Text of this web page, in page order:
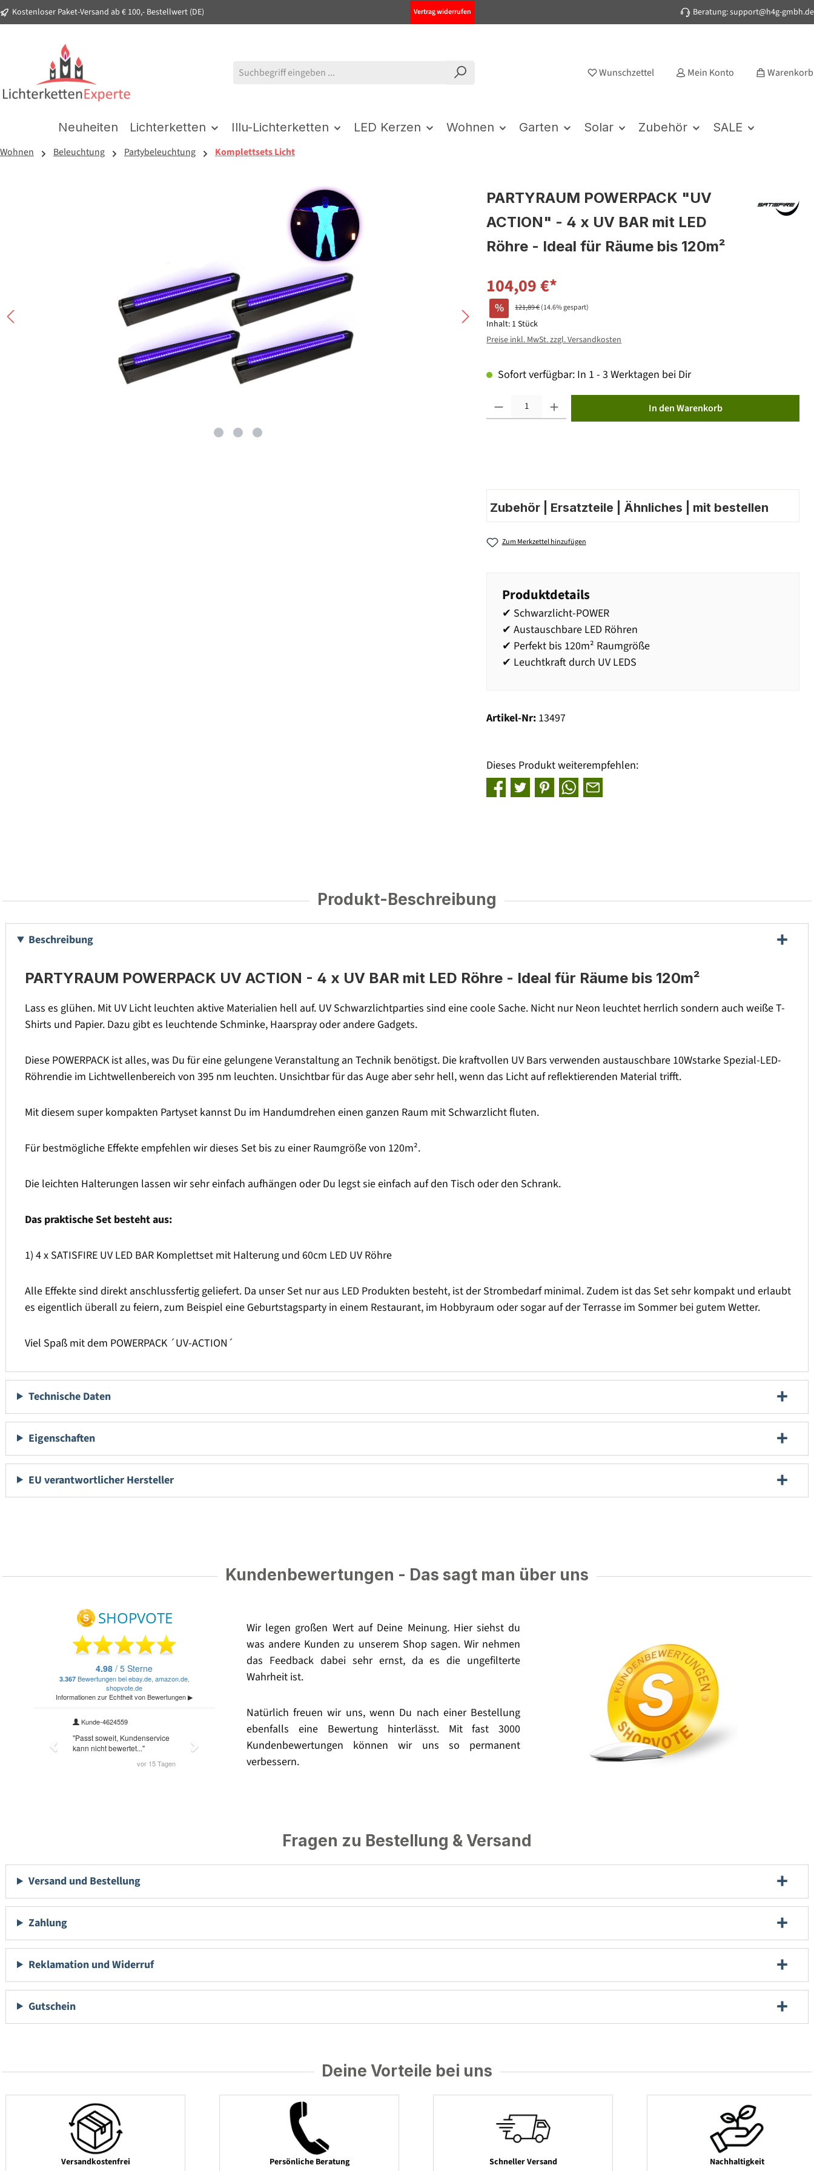
Zur Hauptnavigation springen
Kostenloser Paket-Versand ab € 100,- Bestellwert (DE) Vertrag widerrufen Beratung: support@h4g-gmbh.de
Wunschzettel Mein Konto Warenkorb
Neuheiten Lichterketten Illu-Lichterketten LED Kerzen Wohnen Garten Solar Zubehör SALE
Wohnen Beleuchtung Partybeleuchtung Komplettsets Licht
PARTYRAUM POWERPACK "UV
ACTION" - 4 x UV BAR mit LED
Röhre - Ideal für Räume bis 120m²
104,09 €*
% 121,89 €(14.6% gespart)
Inhalt: 1 Stück
Preise inkl. MwSt. zzgl. Versandkosten
Sofort verfügbar: In 1 - 3 Werktagen bei Dir
In den Warenkorb
Zubehör | Ersatzteile | Ähnliches | mit bestellen
Zum Merkzettel hinzufügen
Produktdetails
✔ Schwarzlicht-POWER
✔ Austauschbare LED Röhren
✔ Perfekt bis 120m² Raumgröße
✔ Leuchtkraft durch UV LEDS
Artikel-Nr: 13497
Dieses Produkt weiterempfehlen:
Produkt-Beschreibung
Beschreibung
PARTYRAUM POWERPACK UV ACTION - 4 x UV BAR mit LED Röhre - Ideal für Räume bis 120m²
Lass es glühen. Mit UV Licht leuchten aktive Materialien hell auf. UV Schwarzlichtparties sind eine coole Sache. Nicht nur Neon leuchtet herrlich sondern auch weiße T-
Shirts und Papier. Dazu gibt es leuchtende Schminke, Haarspray oder andere Gadgets.
Diese POWERPACK ist alles, was Du für eine gelungene Veranstaltung an Technik benötigst. Die kraftvollen UV Bars verwenden austauschbare 10Wstarke Spezial-LED-
Röhrendie im Lichtwellenbereich von 395 nm leuchten. Unsichtbar für das Auge aber sehr hell, wenn das Licht auf reflektierenden Material trifft.
Mit diesem super kompakten Partyset kannst Du im Handumdrehen einen ganzen Raum mit Schwarzlicht fluten.
Für bestmögliche Effekte empfehlen wir dieses Set bis zu einer Raumgröße von 120m².
Die leichten Halterungen lassen wir sehr einfach aufhängen oder Du legst sie einfach auf den Tisch oder den Schrank.
Das praktische Set besteht aus:
1) 4 x SATISFIRE UV LED BAR Komplettset mit Halterung und 60cm LED UV Röhre
Alle Effekte sind direkt anschlussfertig geliefert. Da unser Set nur aus LED Produkten besteht, ist der Strombedarf minimal. Zudem ist das Set sehr kompakt und erlaubt
es eigentlich überall zu feiern, zum Beispiel eine Geburtstagsparty in einem Restaurant, im Hobbyraum oder sogar auf der Terrasse im Sommer bei gutem Wetter.
Viel Spaß mit dem POWERPACK ´UV-ACTION´
Technische Daten
Eigenschaften
EU verantwortlicher Hersteller
Kundenbewertungen - Das sagt man über uns
Wir legen großen Wert auf Deine Meinung. Hier siehst du
was andere Kunden zu unserem Shop sagen. Wir nehmen
das Feedback dabei sehr ernst, da es die ungefilterte
Wahrheit ist.
Natürlich freuen wir uns, wenn Du nach einer Bestellung
ebenfalls eine Bewertung hinterlässt. Mit fast 3000
Kundenbewertungen können wir uns so permanent
verbessern.
Fragen zu Bestellung & Versand
Versand und Bestellung
Zahlung
Reklamation und Widerruf
Gutschein
Deine Vorteile bei uns
Versandkostenfrei Persönliche Beratung Schneller Versand Nachhaltigkeit